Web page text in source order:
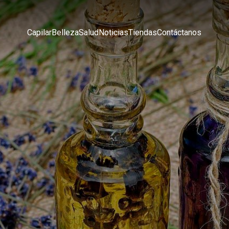
CapilarBellezaSaludNoticiasTiendasContáctanos